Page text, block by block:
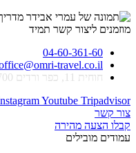
מוזמנים ליצור קשר תמיד
04-60-361-60
office@omri-travel.co.il
חוחית 11, כפר ורדים 2514700
InstagramYoutube Tripadvisor
צור קשר
קבלו הצעה מהירה
עמודים מובילים